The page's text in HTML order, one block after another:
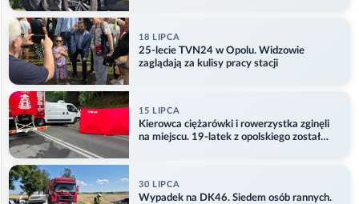
18 LIPCA
25-lecie TVN24 w Opolu. Widzowie
zaglądają za kulisy pracy stacji
15 LIPCA
Kierowca ciężarówki i rowerzystka zginęli
na miejscu. 19-latek z opolskiego został
30 LIPCA
Wypadek na DK46. Siedem osób rannych.